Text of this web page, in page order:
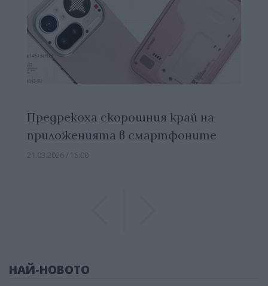
Предрекоха скорошния край на
приложенията в смартфоните
21.03.2026 / 16:00
НАЙ-НОВОТО